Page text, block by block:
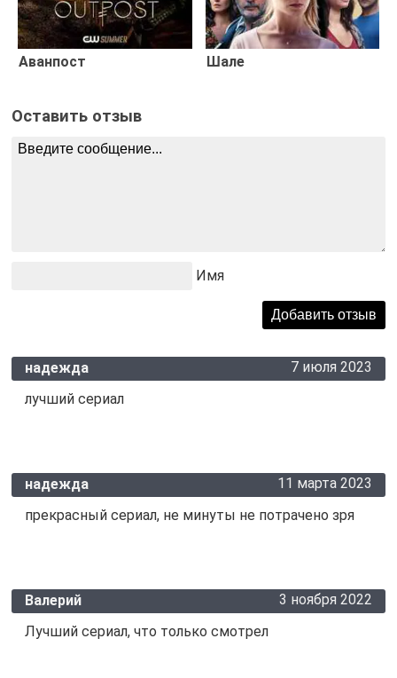
Аванпост Шале
Оставить отзыв
Имя
надежда
7 июля 2023
лучший сериал
надежда
11 марта 2023
прекрасный сериал, не минуты не потрачено зря
Валерий
3 ноября 2022
Лучший сериал, что только смотрел